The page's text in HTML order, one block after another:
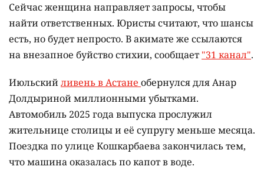
Сейчас женщина направляет запросы, чтобы
найти ответственных. Юристы считают, что шансы
есть, но будет непросто. В акимате же ссылаются
на внезапное буйство стихии, сообщает "31 канал".
Июльскийливень в Астане обернулся для Анар
Долдыриной миллионными убытками.
Автомобиль 2025 года выпуска прослужил
жительнице столицы и её супругу меньше месяца.
Поездка по улице Кошкарбаева закончилась тем,
что машина оказалась по капот в воде.